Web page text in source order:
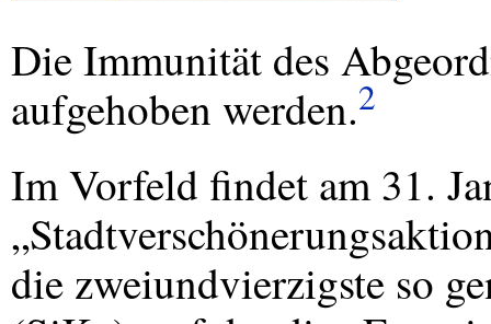
Die Immunität des
aufgehoben werden.2
Im Vorfeld findet am 31.
die zweiundvierzigste so